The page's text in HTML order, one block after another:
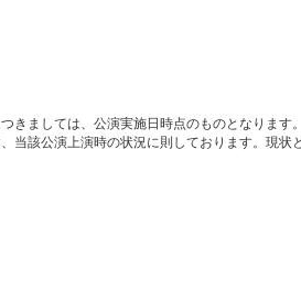
ましては、公演実施日時点のものとなります。
該公演上演時の状況に則しております。現状